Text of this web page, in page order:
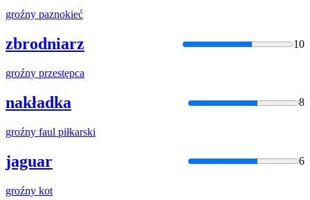
groźny paznokieć
zbrodniarz 10
groźny przestępca
nakładka 8
groźny faul piłkarski
jaguar 6
groźny kot